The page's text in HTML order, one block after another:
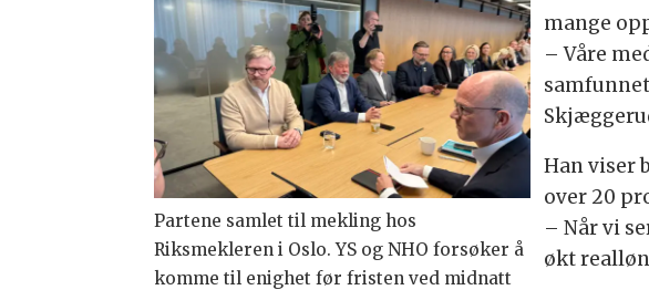
Partene samlet til mekling hos
Riksmekleren i Oslo. YS og NHO forsøker å
komme til enighet før fristen ved midnatt
mange
– Våre
Han viser
over 20
– Når vi
økt